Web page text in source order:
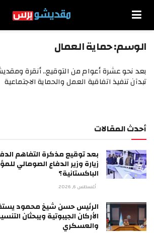
الوسم:حماية العمال
بعد نحو عشرة أعوام من التوقيع.. أنقرة
تبدآن تنفيذ اتفاقية العمل والحماية الاجتماعية
أحدث المقالات
بعد توقيع مذكرة التفاهم
زيارة وزير الدفاع الصومالي
الباكستانية؟
أغسطس 6, 2026
الرئيس حسن شيخ محمود
الأركان الجيبوتية ويبحثان
والعسكري